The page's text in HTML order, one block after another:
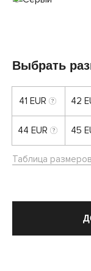
Выбрать
41 EUR 42
44 EUR 45
Таблица размеров